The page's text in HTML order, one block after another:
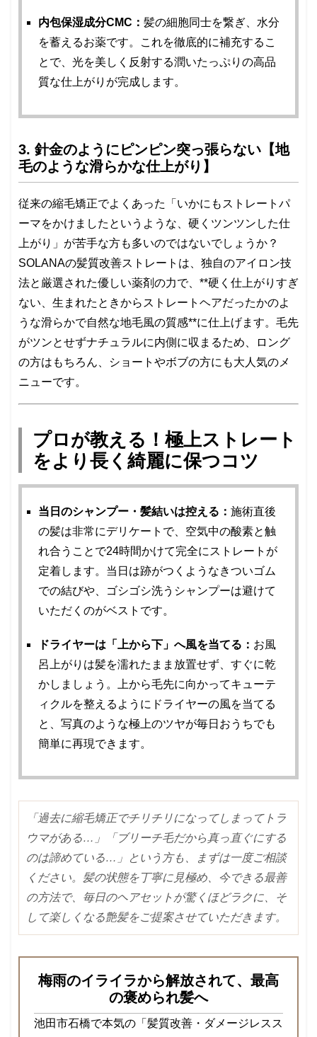
内包保湿成分CMC： 髪の細胞同士を繋ぎ、水分
を蓄えるお薬です。これを徹底的に補充するこ
とで、光を美しく反射する潤いたっぷりの高品
質な仕上がりが完成します。
3. 針金のようにピンピン突っ張らない【地
毛のような滑らかな仕上がり】
従来の縮毛矯正でよくあった「いかにもストレートパ
ーマをかけましたというような、硬くツンツンした仕
上がり」が苦手な方も多いのではないでしょうか？
SOLANAの髪質改善ストレートは、独自のアイロン技
法と厳選された優しい薬剤の力で、**硬く仕上がりすぎ
ない、生まれたときからストレートヘアだったかのよ
うな滑らかで自然な地毛風の質感**に仕上げます。毛先
がツンとせずナチュラルに内側に収まるため、ロング
の方はもちろん、ショートやボブの方にも大人気のメ
ニューです。
プロが教える！極上ストレート
をより長く綺麗に保つコツ
当日のシャンプー・髪結いは控える： 施術直後
の髪は非常にデリケートで、空気中の酸素と触
れ合うことで24時間かけて完全にストレートが
定着します。当日は跡がつくようなきついゴム
での結びや、ゴシゴシ洗うシャンプーは避けて
いただくのがベストです。
ドライヤーは「上から下」へ風を当てる： お風
呂上がりは髪を濡れたまま放置せず、すぐに乾
かしましょう。上から毛先に向かってキューテ
ィクルを整えるようにドライヤーの風を当てる
と、写真のような極上のツヤが毎日おうちでも
簡単に再現できます。
「過去に縮毛矯正でチリチリになってしまってトラ
ウマがある…」「ブリーチ毛だから真っ直ぐにする
のは諦めている…」という方も、まずは一度ご相談
ください。髪の状態を丁寧に見極め、今できる最善
の方法で、毎日のヘアセットが驚くほどラクに、そ
して楽しくなる艶髪をご提案させていただきます。
梅雨のイライラから解放されて、最高
の褒められ髪へ
池田市石橋で本気の「髪質改善・ダメージレスス